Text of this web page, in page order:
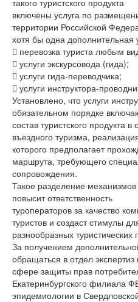
включены услуга по
территории Российской
хотя бы одна дополнительная
 перевозка туриста любым
 услуги экскурсовода (гида);
 услуги гида-переводчика;
 услуги инструктора-
Установлено, что услуги
обязательном порядке
состав туристского продукта
въездного туризма,
которого предполагает
маршрута, требующего
сопровождения.
Такое разделение
повысит ответственность
туроператоров за качество
туристов и создаст стимулы
разнообразных
За получением
обращаться в отдел экспертиз
сфере защиты прав
Екатеринбургского филиала
эпидемиологии в